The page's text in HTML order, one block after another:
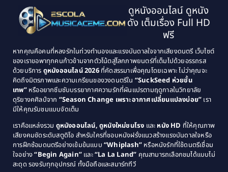
(134)
Classic หนังคลาสสิก(21)
Classic หนังคลาสสิก(25)
Comedy ตลก(46)
Comedy ตลก(515)
Coming of Age ก้าวพ้นวัย(1)
Coming-of-Age(3)
1995
1994
1993
1992
1989
1988
1987
1986
1985
1984
1983
1982
1979
1978
1976
1975
1974
ดูหนังออนไลน์ ดูหนัง
ดัง เต็มเรื่อง Full HD
ฟรี
หากคุณคือคนที่หลงรักในท่วงทำนองและแรงบันดาลใจจากเสียงดนตรี เว็บไซต์
ของเราขอพาทุกคนก้าวข้ามจากตัวโน้ตสู่โลกภาพยนตร์ที่เต็มไปด้วยอรรถรส
ด้วยบริการ ดูหนังออนไลน์ 2026ที่คัดสรรมาเพื่อคุณโดยเฉพาะ ไม่ว่าคุณจะ
คิดถึงมิตรภาพและความเกรียนของวงดนตรีใน “SuckSeed ห่วยขั้น
เทพ”หรืออยากซึมซับบรรยากาศความรักที่ผันแปรตามฤดูกาลในวิทยาลัย
ดุริยางคศิลป์จาก “Season Change เพราะอากาศเปลี่ยนแปลงบ่อย” เรา
มีให้คุณรับชมแบบจัดเต็ม
เราคือแหล่งรวม ดูหนังออนไลน์, ดูหนังใหม่ชนโรง และ หนัง HD ที่ให้คุณภาพ
เสียงคมชัดระดับสตูดิโอ สำหรับใครที่ชอบหนังฝรั่งแนวสร้างแรงบันดาลใจหรือ
การฝึกซ้อมดนตรีอย่างเข้มข้นแบบ “Whiplash” หรือหนังรักที่ใช้ดนตรีเชื่อม
ใจอย่าง“Begin Again” และ“La La Land” คุณสามารถเลือกชมได้แบบไม่
สะดุด รองรับทุกอุปกรณ์ ทั้งมือถือและสมาร์ททีวี